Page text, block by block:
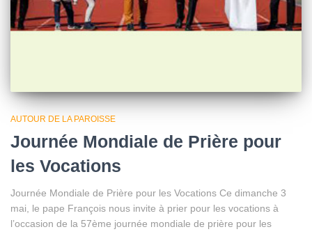
AUTOUR DE LA PAROISSE
Journée Mondiale de Prière pour
les Vocations
Journée Mondiale de Prière pour les Vocations Ce dimanche 3
mai, le pape François nous invite à prier pour les vocations à
l’occasion de la 57ème journée mondiale de prière pour les